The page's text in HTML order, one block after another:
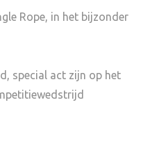
Rope, in het bijzonder
special act zijn op het